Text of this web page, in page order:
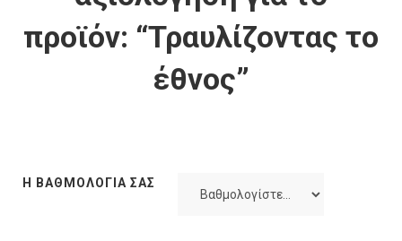
προϊόν: “Τραυλίζοντας το
έθνος”
Η ΒΑΘΜΟΛΟΓΊΑ ΣΑΣ